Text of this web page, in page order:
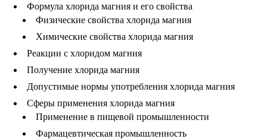
Формула хлорида магния и его свойства
Физические свойства хлорида магния
Химические свойства хлорида магния
Реакции с хлоридом магния
Получение хлорида магния
Допустимые нормы употребления хлорида магния
Сферы применения хлорида магния
Применение в пищевой промышленности
Фармацевтическая промышленность